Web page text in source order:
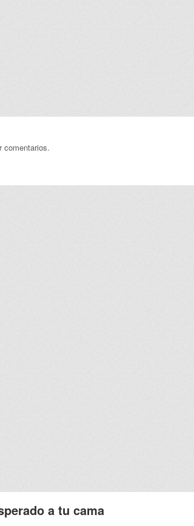
comentarios.
a tu cama